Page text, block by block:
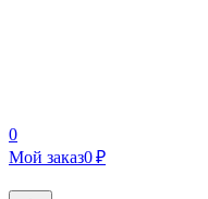
0
Мой заказ0 ₽